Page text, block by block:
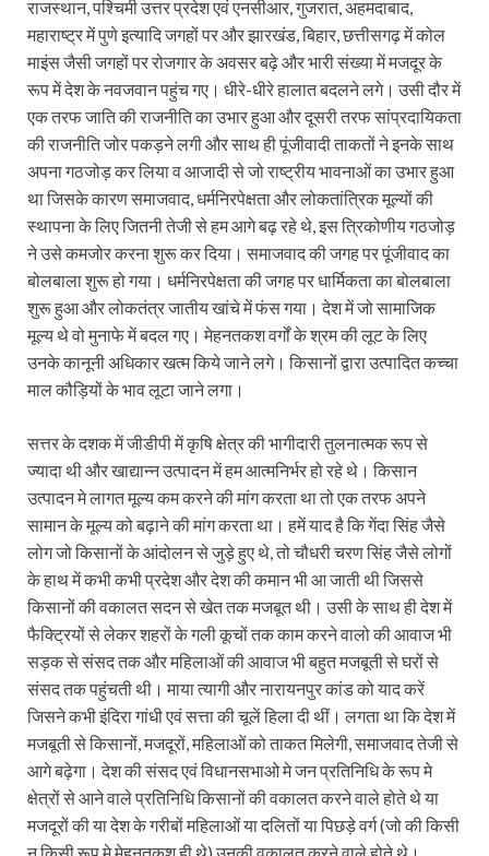
राजस्थान, पश्चिमी उत्तर प्रदेश एवं एनसीआर, गुजरात, अहमदाबाद,
महाराष्ट्र में पुणे इत्यादि जगहों पर और झारखंड, बिहार, छत्तीसगढ़ में कोल
माइंस जैसी जगहों पर रोजगार के अवसर बढ़े और भारी संख्या में मजदूर के
रूप में देश के नवजवान पहुंच गए। धीरे-धीरे हालात बदलने लगे। उसी दौर में
एक तरफ जाति की राजनीति का उभार हुआ और दूसरी तरफ सांप्रदायिकता
की राजनीति जोर पकड़ने लगी और साथ ही पूंजीवादी ताकतों ने इनके साथ
अपना गठजोड़ कर लिया व आजादी से जो राष्ट्रीय भावनाओं का उभार हुआ
था जिसके कारण समाजवाद, धर्मनिरपेक्षता और लोकतांत्रिक मूल्यों की
स्थापना के लिए जितनी तेजी से हम आगे बढ़ रहे थे, इस त्रिकोणीय गठजोड़
ने उसे कमजोर करना शुरू कर दिया। समाजवाद की जगह पर पूंजीवाद का
बोलबाला शुरू हो गया। धर्मनिरपेक्षता की जगह पर धार्मिकता का बोलबाला
शुरू हुआ और लोकतंत्र जातीय खांचे में फंस गया। देश में जो सामाजिक
मूल्य थे वो मुनाफे में बदल गए। मेहनतकश वर्गों के श्रम की लूट के लिए
उनके कानूनी अधिकार खत्म किये जाने लगे। किसानों द्वारा उत्पादित कच्चा
माल कौड़ियों के भाव लूटा जाने लगा।
सत्तर के दशक में जीडीपी में कृषि क्षेत्र की भागीदारी तुलनात्मक रूप से
ज्यादा थी और खाद्यान्न उत्पादन में हम आत्मनिर्भर हो रहे थे। किसान
उत्पादन मे लागत मूल्य कम करने की मांग करता था तो एक तरफ अपने
सामान के मूल्य को बढ़ाने की मांग करता था। हमें याद है कि गेंदा सिंह जैसे
लोग जो किसानों के आंदोलन से जुड़े हुए थे, तो चौधरी चरण सिंह जैसे लोगों
के हाथ में कभी कभी प्रदेश और देश की कमान भी आ जाती थी जिससे
किसानों की वकालत सदन से खेत तक मजबूत थी। उसी के साथ ही देश में
फैक्ट्रियों से लेकर शहरों के गली कूचों तक काम करने वालो की आवाज भी
सड़क से संसद तक और महिलाओं की आवाज भी बहुत मजबूती से घरों से
संसद तक पहुंचती थी। माया त्यागी और नारायनपुर कांड को याद करें
जिसने कभी इंदिरा गांधी एवं सत्ता की चूलें हिला दी थीं। लगता था कि देश में
मजबूती से किसानों, मजदूरों, महिलाओं को ताकत मिलेगी, समाजवाद तेजी से
आगे बढ़ेगा। देश की संसद एवं विधानसभाओ मे जन प्रतिनिधि के रूप मे
क्षेत्रों से आने वाले प्रतिनिधि किसानों की वकालत करने वाले होते थे या
मजदूरों की या देश के गरीबों महिलाओं या दलितों या पिछड़े वर्ग (जो की किसी